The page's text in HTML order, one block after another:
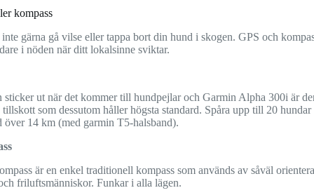
kompass
gärna gå vilse eller tappa bort din hund i skogen. GPS och
i nöden när ditt lokalsinne sviktar.
sticker ut när det kommer till hundpejlar och Garmin Alpha 300i är
tillskott som dessutom håller högsta standard. Spåra upp till 20 hundar
över 14 km (med garmin T5-halsband).
är en enkel traditionell kompass som används av såväl
friluftsmänniskor. Funkar i alla lägen.